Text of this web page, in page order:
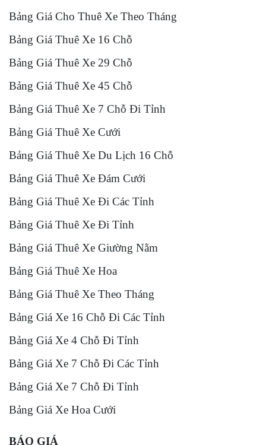
Bảng Giá Cho Thuê Xe Theo Tháng
Bảng Giá Thuê Xe 16 Chỗ
Bảng Giá Thuê Xe 29 Chỗ
Bảng Giá Thuê Xe 45 Chỗ
Bảng Giá Thuê Xe 7 Chỗ Đi Tỉnh
Bảng Giá Thuê Xe Cưới
Bảng Giá Thuê Xe Du Lịch 16 Chỗ
Bảng Giá Thuê Xe Đám Cưới
Bảng Giá Thuê Xe Đi Các Tỉnh
Bảng Giá Thuê Xe Đi Tỉnh
Bảng Giá Thuê Xe Giường Nằm
Bảng Giá Thuê Xe Hoa
Bảng Giá Thuê Xe Theo Tháng
Bảng Giá Xe 16 Chỗ Đi Các Tỉnh
Bảng Giá Xe 4 Chỗ Đi Tỉnh
Bảng Giá Xe 7 Chỗ Đi Các Tỉnh
Bảng Giá Xe 7 Chỗ Đi Tỉnh
Bảng Giá Xe Hoa Cưới
BÁO GIÁ